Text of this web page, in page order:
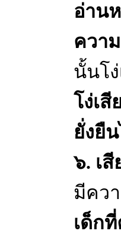
อ่าน
ควา
นั้นโ
โง่เ
ยั่งยื
๖. เ
มีคว
เด็ก